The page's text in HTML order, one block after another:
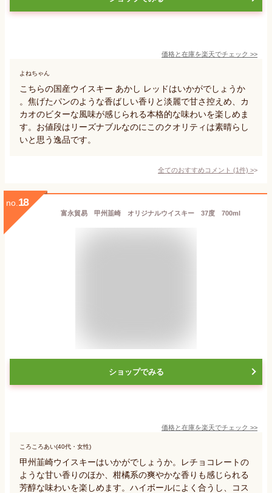
価格と在庫を楽天でチェック >>
よねちゃん
こちらの国産ウイスキー あかし レッドはいかがでしょうか
。焦げたパンのような香ばしい香りと淡麗で甘さ控えめ、カ
カオのビターな風味が感じられる本格的な味わいを楽しめま
す。お値段はリーズナブルなのにこのクオリティは素晴らし
いと思う逸品です。
全てのおすすめコメント (1件) >
no. 18
富永貿易 甲州韮崎 オリジナルウイスキー 37度 700ml
ショップでみる
価格と在庫を楽天でチェック >>
ころころあい(40代・女性)
甲州韮崎ウイスキーはいかがでしょうか。レチョコレートの
ような甘い香りのほか、柑橘系の爽やかな香りも感じられる
芳醇な味わいを楽しめます。ハイボールによく合うし、コス